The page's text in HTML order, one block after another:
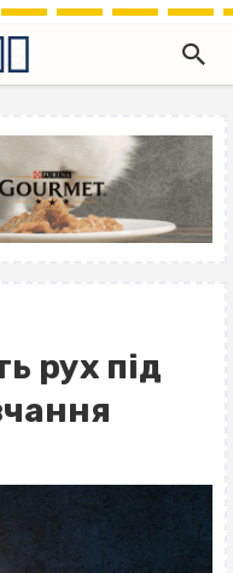
рух під